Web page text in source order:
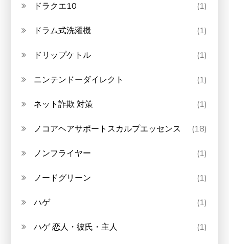
ドラクエ10 (1)
ドラム式洗濯機 (1)
ドリップケトル (1)
ニンテンドーダイレクト (1)
ネット詐欺 対策 (1)
ノコアヘアサポートスカルプエッセンス (18)
ノンフライヤー (1)
ノードグリーン (1)
ハゲ (1)
ハゲ 恋人・彼氏・主人 (1)